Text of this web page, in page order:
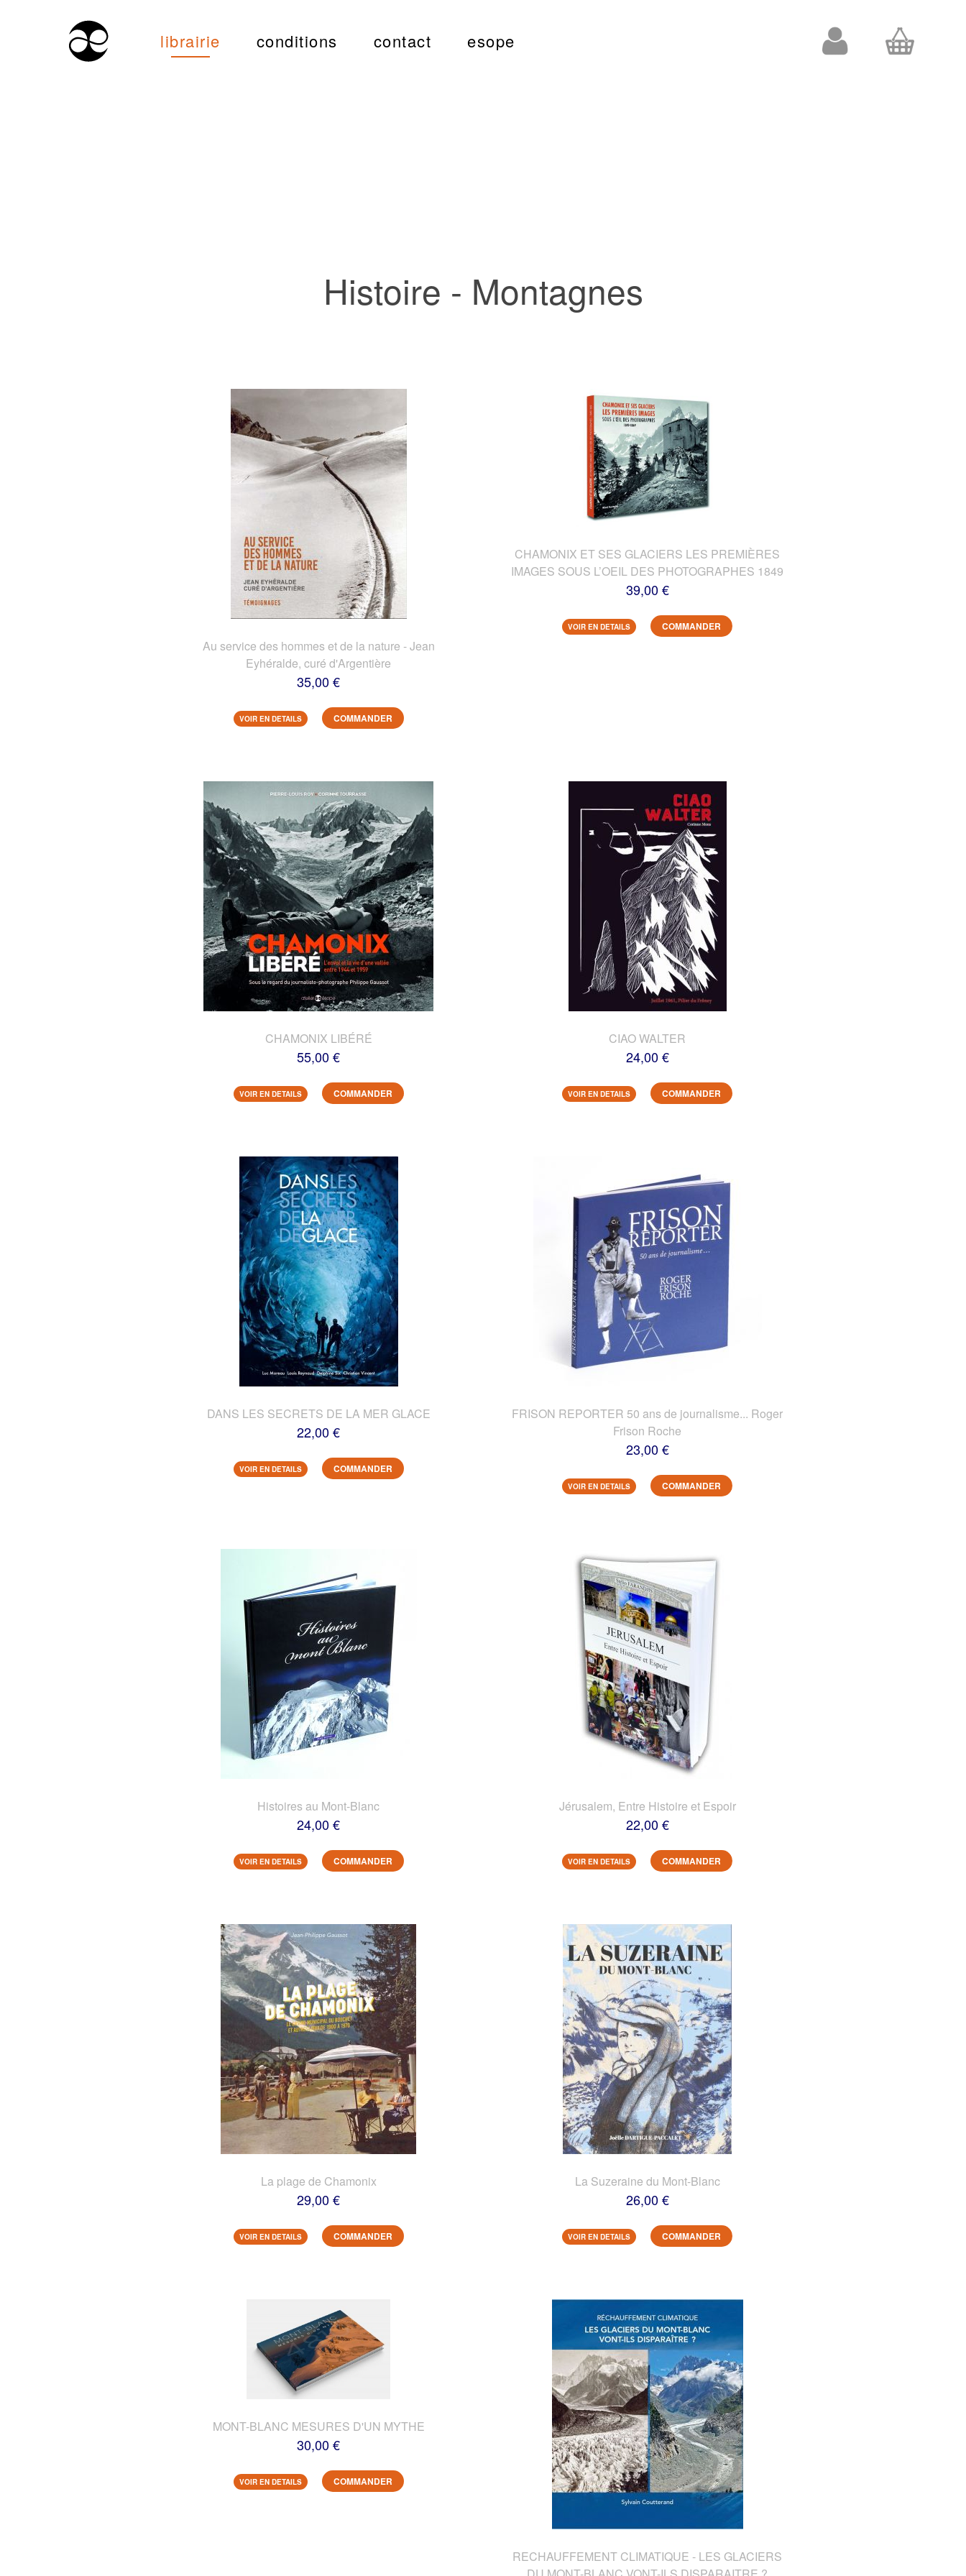
librairie conditions contact esope
Histoire - Montagnes
Au service des hommes et de la nature - Jean
Eyhéralde, curé d'Argentière
35,00 €
VOIR EN DETAILS COMMANDER
CHAMONIX ET SES GLACIERS LES PREMIÈRES
IMAGES SOUS L’OEIL DES PHOTOGRAPHES 1849
39,00 €
VOIR EN DETAILS COMMANDER
CHAMONIX LIBÉRÉ
55,00 €
VOIR EN DETAILS COMMANDER
CIAO WALTER
24,00 €
VOIR EN DETAILS COMMANDER
DANS LES SECRETS DE LA MER GLACE
22,00 €
VOIR EN DETAILS COMMANDER
FRISON REPORTER 50 ans de journalisme... Roger
Frison Roche
23,00 €
VOIR EN DETAILS COMMANDER
Histoires au Mont-Blanc
24,00 €
VOIR EN DETAILS COMMANDER
Jérusalem, Entre Histoire et Espoir
22,00 €
VOIR EN DETAILS COMMANDER
La plage de Chamonix
29,00 €
VOIR EN DETAILS COMMANDER
La Suzeraine du Mont-Blanc
26,00 €
VOIR EN DETAILS COMMANDER
MONT-BLANC MESURES D'UN MYTHE
30,00 €
VOIR EN DETAILS COMMANDER
RECHAUFFEMENT CLIMATIQUE - LES GLACIERS